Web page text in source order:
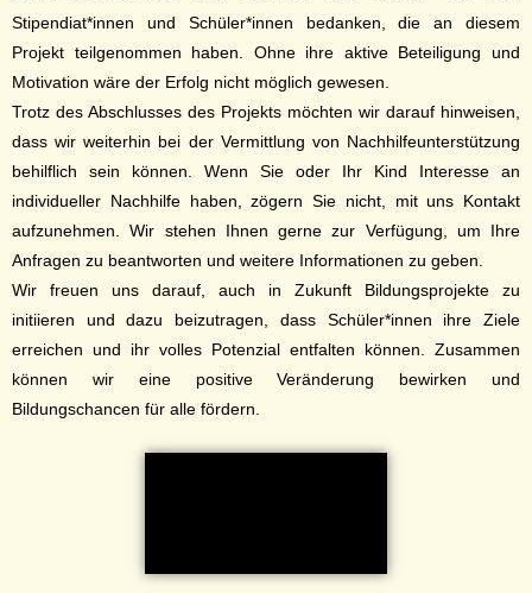
Stipendiat*innen und Schüler*innen bedanken, die an diesem
Projekt teilgenommen haben. Ohne ihre aktive Beteiligung und
Motivation wäre der Erfolg nicht möglich gewesen.
Trotz des Abschlusses des Projekts möchten wir darauf hinweisen,
dass wir weiterhin bei der Vermittlung von Nachhilfeunterstützung
behilflich sein können. Wenn Sie oder Ihr Kind Interesse an
individueller Nachhilfe haben, zögern Sie nicht, mit uns Kontakt
aufzunehmen. Wir stehen Ihnen gerne zur Verfügung, um Ihre
Anfragen zu beantworten und weitere Informationen zu geben.
Wir freuen uns darauf, auch in Zukunft Bildungsprojekte zu
initiieren und dazu beizutragen, dass Schüler*innen ihre Ziele
erreichen und ihr volles Potenzial entfalten können. Zusammen
können wir eine positive Veränderung bewirken und
Bildungschancen für alle fördern.